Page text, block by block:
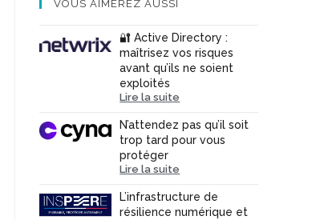
VOUS AIMEREZ AUSSI
🔐 Active Directory :
maîtrisez vos risques
avant qu’ils ne soient
exploités
Lire la suite
N’attendez pas qu’il soit
trop tard pour vous
protéger
Lire la suite
L’infrastructure de
résilience numérique et